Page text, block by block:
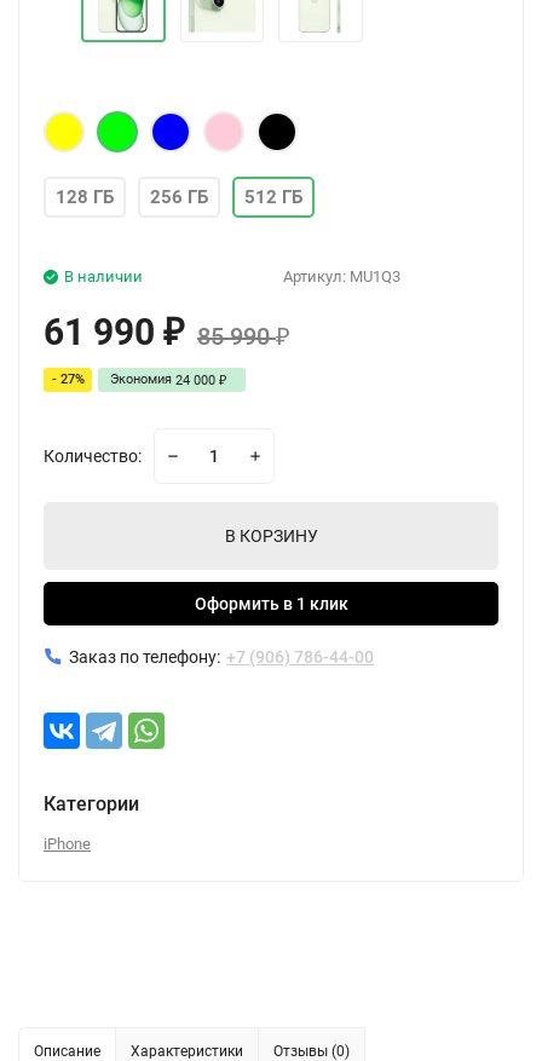
128 ГБ 256 ГБ 512 ГБ
Артикул: MU1Q3
В наличии
61 990 ₽ 85 990₽
- 27% Экономия 24 000 ₽
Количество:
В КОРЗИНУ
Оформить в 1 клик
Заказ по телефону: +7 (906) 786-44-00
Категории
iPhone
Описание Характеристики Отзывы (0)